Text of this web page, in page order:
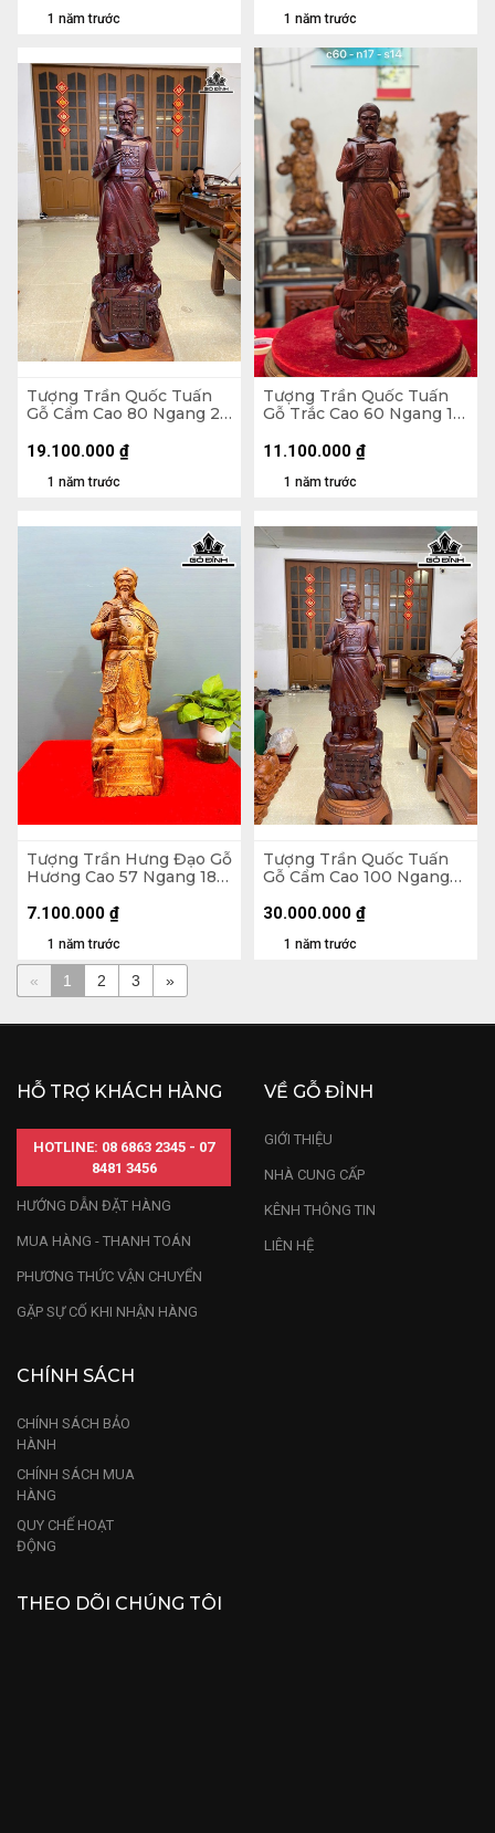
1 năm trước 1 năm trước
Tượng Trần Quốc Tuấn
Gỗ Cẩm Cao 80 Ngang 25
1 năm trước
19.100.000 ₫
Tượng Trần Quốc Tuấn
Gỗ Trắc Cao 60 Ngang 17
1 năm trước
11.100.000 ₫
Tượng Trần Hưng Đạo Gỗ
Hương Cao 57 Ngang 18
1 năm trước
7.100.000 ₫
Tượng Trần Quốc Tuấn
Gỗ Cẩm Cao 100 Ngang
1 năm trước
30.000.000 ₫
« 1 2 3 »
HỖ TRỢ KHÁCH HÀNG
HOTLINE: 08 6863 2345 - 07
8481 3456
HƯỚNG DẪN ĐẶT HÀNG
MUA HÀNG - THANH TOÁN
PHƯƠNG THỨC VẬN CHUYỂN
GẶP SỰ CỐ KHI NHẬN HÀNG
VỀ GỖ ĐỈNH
GIỚI THIỆU
NHÀ CUNG CẤP
KÊNH THÔNG TIN
LIÊN HỆ
CHÍNH SÁCH
CHÍNH SÁCH BẢO
HÀNH
CHÍNH SÁCH MUA
HÀNG
QUY CHẾ HOẠT
ĐỘNG
THEO DÕI CHÚNG TÔI